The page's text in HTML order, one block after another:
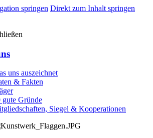
springen Direkt zum Inhalt springen
uns auszeichnet
& Fakten
gute Gründe
Siegel & Kooperationen